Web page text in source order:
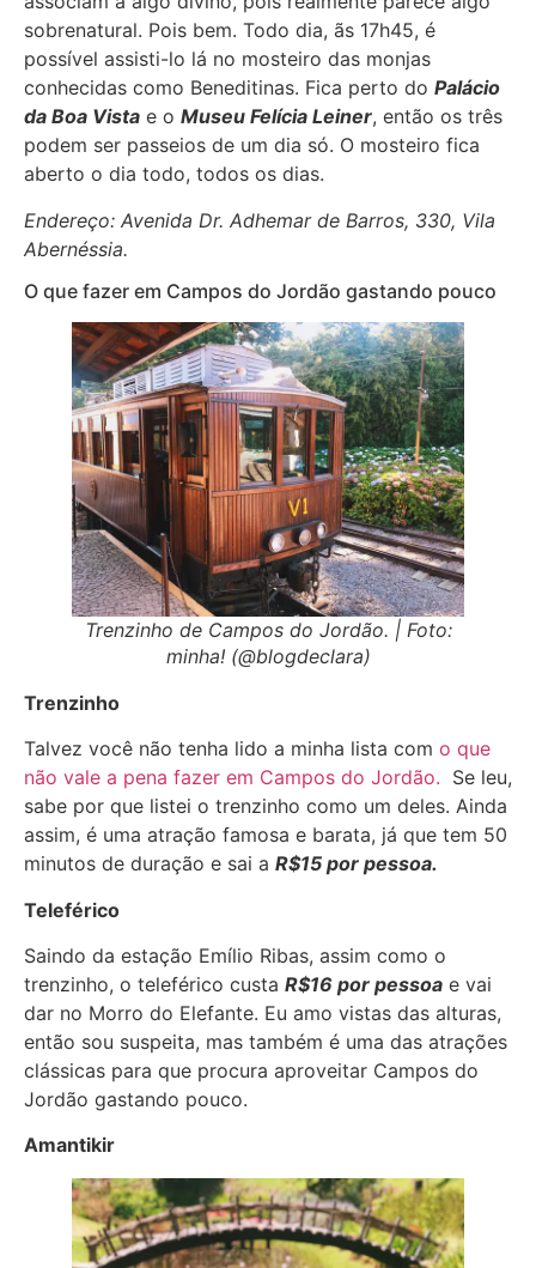
sobrenatural. Pois bem. Todo dia, ãs 17h45, é
possível assisti-lo lá no mosteiro das monjas
conhecidas como Beneditinas. Fica perto do Palácio
da Boa Vista e o Museu Felícia Leiner, então os três
podem ser passeios de um dia só. O mosteiro fica
aberto o dia todo, todos os dias.
Endereço: Avenida Dr. Adhemar de Barros, 330, Vila
Abernéssia.
O que fazer em Campos do Jordão gastando pouco
Trenzinho de Campos do Jordão. | Foto:
minha! (@blogdeclara)
Trenzinho
Talvez você não tenha lido a minha lista com o que
não vale a pena fazer em Campos do Jordão. Se leu,
sabe por que listei o trenzinho como um deles. Ainda
assim, é uma atração famosa e barata, já que tem 50
minutos de duração e sai a R$15 por pessoa.
Teleférico
Saindo da estação Emílio Ribas, assim como o
trenzinho, o teleférico custa R$16 por pessoa e vai
dar no Morro do Elefante. Eu amo vistas das alturas,
então sou suspeita, mas também é uma das atrações
clássicas para que procura aproveitar Campos do
Jordão gastando pouco.
Amantikir